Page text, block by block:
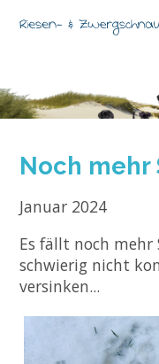
Noch mehr
Januar 2024
Es fällt noch mehr
schwierig nicht
versinken...